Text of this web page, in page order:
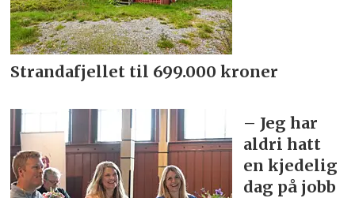
Strandafjellet til 699.000 kroner
– Jeg har
aldri hatt
en kjedelig
dag på jobb